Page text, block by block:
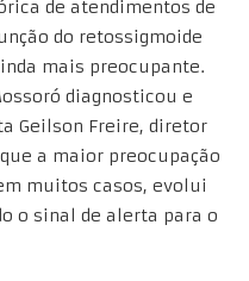
de atendimentos de
do retossigmoide
mais preocupante.
diagnosticou e
Geilson Freire, diretor
a maior preocupação
muitos casos, evolui
o sinal de alerta para o